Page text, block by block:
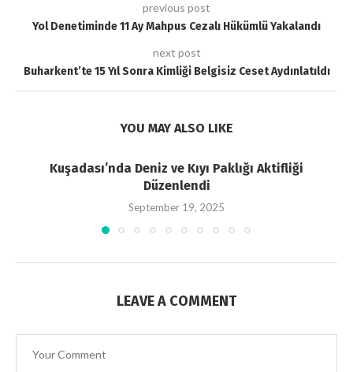
previous post
Yol Denetiminde 11 Ay Mahpus Cezalı Hükümlü Yakalandı
next post
Buharkent’te 15 Yıl Sonra Kimliği Belgisiz Ceset Aydınlatıldı
YOU MAY ALSO LIKE
Kuşadası’nda Deniz ve Kıyı Paklığı Aktifliği
Düzenlendi
September 19, 2025
LEAVE A COMMENT